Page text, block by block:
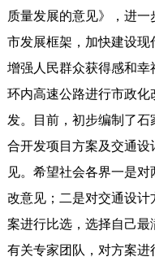
质量发展的意见》，进
市发展框架，加快建设
增强人民群众获得感和
环内高速公路进行市政
发。目前，初步编制了
合开发项目方案及交通
见。希望社会各界一是
改意见；二是对交通设
案进行比选，选择自己
有关专家团队，对方案